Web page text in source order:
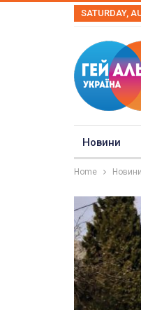
SATURDAY,
Новини
Home Новини